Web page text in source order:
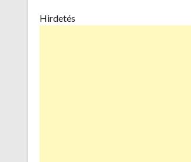
Hirdetés